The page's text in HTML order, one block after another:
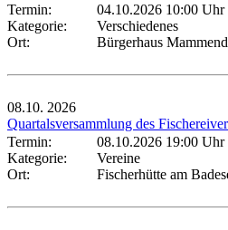
Termin:
04.10.2026 10:00 Uhr
Kategorie:
Verschiedenes
Ort:
Bürgerhaus
08.10. 2026
Quartalsversammlung des
Termin:
08.10.2026 19:00 Uhr
Kategorie:
Vereine
Ort:
Fischerhütte am